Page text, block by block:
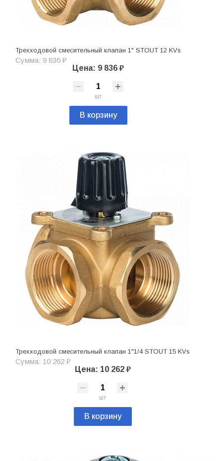
Трехходовой смесительный клапан 1" STOUT 12 KVs
Сумма: 9 836 ₽
Цена: 9 836 ₽
шт
В корзину
Трехходовой смесительный клапан 1"1/4 STOUT 15 KVs
Сумма: 10 262 ₽
Цена: 10 262 ₽
шт
В корзину